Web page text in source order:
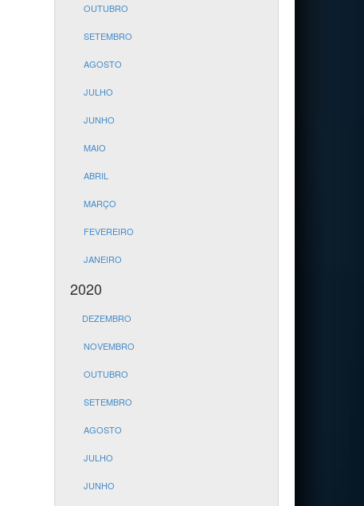
OUTUBRO
SETEMBRO
AGOSTO
JULHO
JUNHO
MAIO
ABRIL
MARÇO
FEVEREIRO
JANEIRO
2020
DEZEMBRO
NOVEMBRO
OUTUBRO
SETEMBRO
AGOSTO
JULHO
JUNHO